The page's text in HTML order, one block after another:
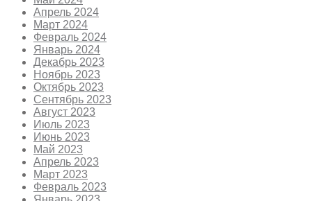
Апрель 2024
Март 2024
Февраль 2024
Январь 2024
Декабрь 2023
Ноябрь 2023
Октябрь 2023
Сентябрь 2023
Август 2023
Июль 2023
Июнь 2023
Май 2023
Апрель 2023
Март 2023
Февраль 2023